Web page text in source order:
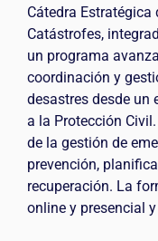
Cátedra Estratégica
Catástrofes,
un programa
coordinación y
desastres desde
a la Protección
de la gestión de
prevención,
recuperación. La
online y presencial